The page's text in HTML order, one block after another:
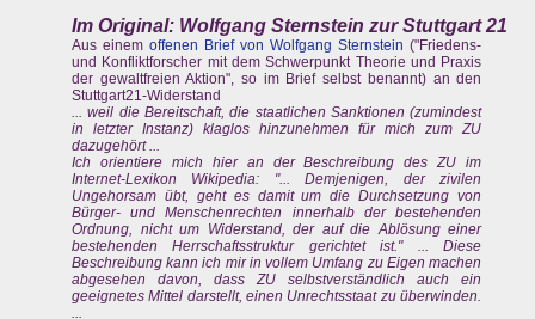
Im Original: Wolfgang Sternstein zur Stuttgart 21
Aus einemoffenen Brief von Wolfgang Sternstein ("Friedens-
und Konfliktforscher mit dem Schwerpunkt Theorie und Praxis
der gewaltfreien Aktion", so im Brief selbst benannt) an den
Stuttgart21-Widerstand
... weil die Bereitschaft, die staatlichen Sanktionen (zumindest
in letzter Instanz) klaglos hinzunehmen für mich zum ZU
dazugehört ...
Ich orientiere mich hier an der Beschreibung des ZU im
Internet-Lexikon Wikipedia: "... Demjenigen, der zivilen
Ungehorsam übt, geht es damit um die Durchsetzung von
Bürger- und Menschenrechten innerhalb der bestehenden
Ordnung, nicht um Widerstand, der auf die Ablösung einer
bestehenden Herrschaftsstruktur gerichtet ist." ... Diese
Beschreibung kann ich mir in vollem Umfang zu Eigen machen
abgesehen davon, dass ZU selbstverständlich auch ein
geeignetes Mittel darstellt, einen Unrechtsstaat zu überwinden.